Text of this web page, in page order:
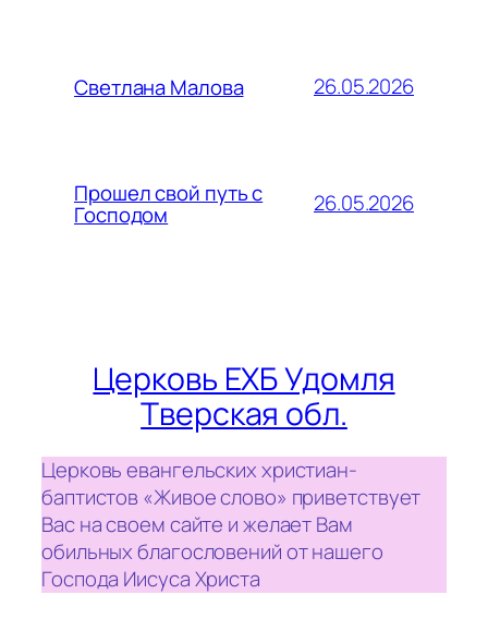
Светлана Малова 26.05.2026
Прошел свой путь с
Господом 26.05.2026
Церковь ЕХБ Удомля
Тверская обл.
Церковь евангельских христиан-
баптистов «Живое слово» приветствует
Вас на своем сайте и желает Вам
обильных благословений от нашего
Господа Иисуса Христа